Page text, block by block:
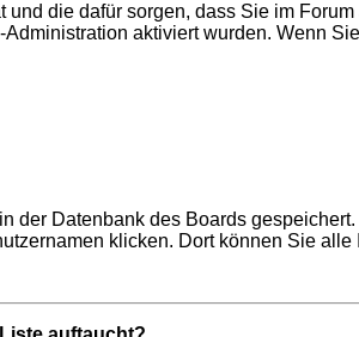
die dafür sorgen, dass Sie im
aktiviert wurden. Wenn
Datenbank des Boards
klicken. Dort können Sie